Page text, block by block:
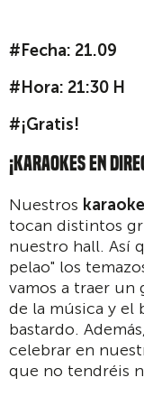
#Fecha: 21.09
#Hora: 21:30 H
#¡Gratis!
¡KARAOKES EN
Nuestros
tocan distintos
nuestro hall. Así
pelao" los
vamos a traer
de la música y el
bastardo.
celebrar en
que no tendréis